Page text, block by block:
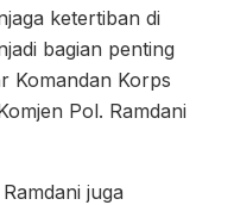
ketertiban di
bagian penting
Komandan Korps
Pol. Ramdani
juga